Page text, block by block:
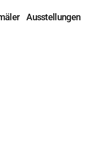
Ausstellungen